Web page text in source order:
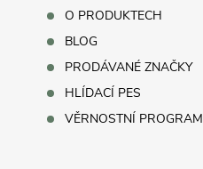
O PRODUKTECH
BLOG
PRODÁVANÉ ZNAČKY
HLÍDACÍ PES
VĚRNOSTNÍ PROGRAM